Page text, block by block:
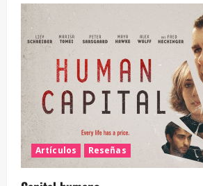
Artículos Reseñas